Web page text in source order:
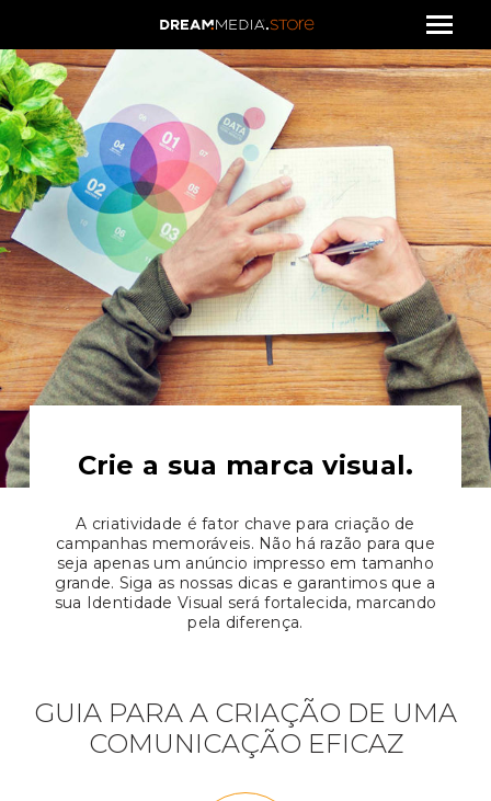
Crie a sua marca visual.
A criatividade é fator chave para criação de
campanhas memoráveis. Não há razão para que
seja apenas um anúncio impresso em tamanho
grande. Siga as nossas dicas e garantimos que a
sua Identidade Visual será fortalecida, marcando
pela diferença.
GUIA PARA A CRIAÇÃO DE UMA
COMUNICAÇÃO EFICAZ